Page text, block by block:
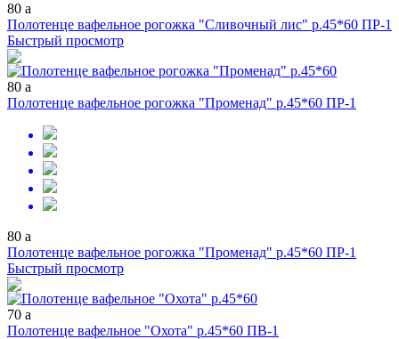
80 a
Полотенце вафельное рогожка "Сливочный лис" р.45*60 ПР-1
Быстрый просмотр
80 a
Полотенце вафельное рогожка "Променад" р.45*60 ПР-1
80 a
Полотенце вафельное рогожка "Променад" р.45*60 ПР-1
Быстрый просмотр
70 a
Полотенце вафельное "Охота" р.45*60 ПВ-1